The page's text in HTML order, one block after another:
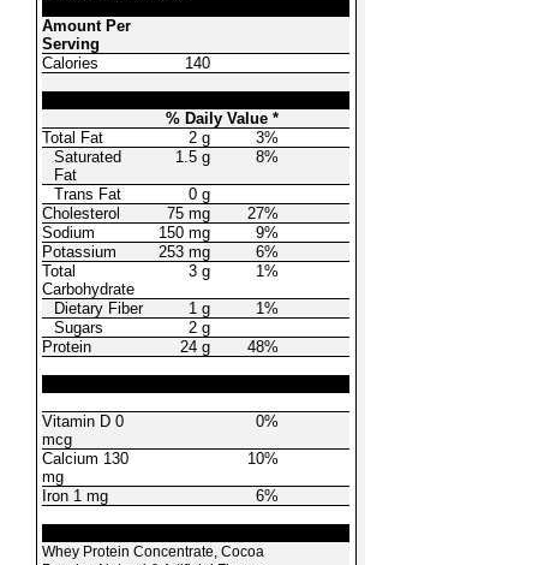
Amount Per
Serving
Calories
140
% Daily Value *
Total Fat
2 g
3%
Saturated
Fat
1.5 g 8%
Trans Fat
0 g
Cholesterol
75 mg
27%
Sodium
150 mg
9%
Potassium
253 mg
6%
Total
Carbohydrate
3 g 1%
Dietary Fiber 1 g
1%
Sugars
2 g
Protein
24 g 48%
Vitamin D 0
mcg
0%
Calcium 130
mg
10%
Iron 1 mg 6%
Whey Protein Concentrate, Cocoa